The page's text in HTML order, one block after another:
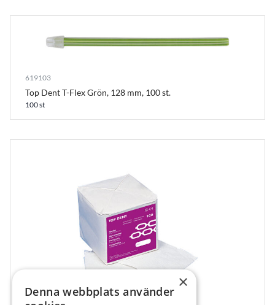
619103
Top Dent T-Flex Grön, 128 mm, 100 st.
100 st
×
Denna webbplats använder